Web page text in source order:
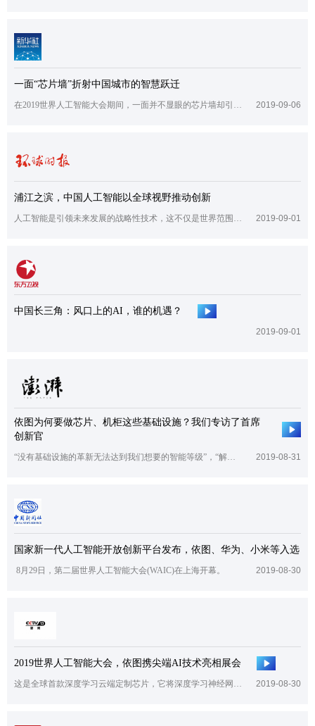
一面“芯片墙”折射中国城市的智慧跃迁
在2019世界人工智能大会期间，一面并不显眼的芯片墙却引起了与会者的广泛关注。 2019-09-06
浦江之滨，中国人工智能以全球视野推动创新
人工智能是引领未来发展的战略性技术，这不仅是世界范围的共识，也是上海代表中国对标全球最高的关键。 2019-09-01
中国长三角：风口上的AI，谁的机遇？
2019-09-01
依图为何要做芯片、机柜这些基础设施？我们专访了首席
创新官
“没有基础设施的革新无法达到我们想要的智能等级”，“解决方案是产品的血肉，也是未来AI落地非常关键的一条路径”。 2019-08-31
国家新一代人工智能开放创新平台发布，依图、华为、小米等入选
8月29日，第二届世界人工智能大会(WAIC)在上海开幕。 2019-08-30
2019世界人工智能大会，依图携尖端AI技术亮相展会
这是全球首款深度学习云端定制芯片，它将深度学习神经网络、CPU、GPU集成到一块芯片上，实现了从算法、芯片到服务器的全系列应用。 2019-08-30